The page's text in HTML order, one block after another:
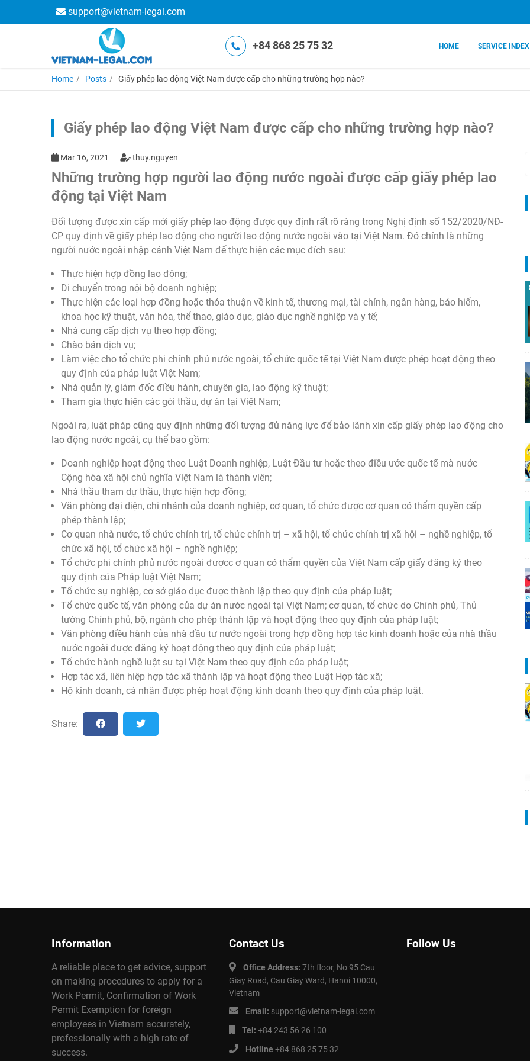
support@vietnam-legal.com
+84 868 25 75 32 HOME SERVICE INDEX
Home Posts Giấy phép lao động Việt Nam được cấp cho những trường hợp nào?
Giấy phép lao động Việt Nam được cấp cho những trường hợp nào?
Mar 16, 2021 thuy.nguyen
Những trường hợp người lao động nước ngoài được cấp giấy phép lao
động tại Việt Nam
Đối tượng được xin cấp mới giấy phép lao động được quy định rất rõ ràng trong Nghị định số 152/2020/NĐ-
CP quy định về giấy phép lao động cho người lao động nước ngoài vào tại Việt Nam. Đó chính là những
người nước ngoài nhập cảnh Việt Nam để thực hiện các mục đích sau:
Thực hiện hợp đồng lao động;
Di chuyển trong nội bộ doanh nghiệp;
Thực hiện các loại hợp đồng hoặc thỏa thuận về kinh tế, thương mại, tài chính, ngân hàng, bảo hiểm,
khoa học kỹ thuật, văn hóa, thể thao, giáo dục, giáo dục nghề nghiệp và y tế;
Nhà cung cấp dịch vụ theo hợp đồng;
Chào bán dịch vụ;
Làm việc cho tổ chức phi chính phủ nước ngoài, tổ chức quốc tế tại Việt Nam được phép hoạt động theo
quy định của pháp luật Việt Nam;
Nhà quản lý, giám đốc điều hành, chuyên gia, lao động kỹ thuật;
Tham gia thực hiện các gói thầu, dự án tại Việt Nam;
Ngoài ra, luật pháp cũng quy định những đối tượng đủ năng lực để bảo lãnh xin cấp giấy phép lao động cho
lao động nước ngoài, cụ thể bao gồm:
Doanh nghiệp hoạt động theo Luật Doanh nghiệp, Luật Đầu tư hoặc theo điều ước quốc tế mà nước
Cộng hòa xã hội chủ nghĩa Việt Nam là thành viên;
Nhà thầu tham dự thầu, thực hiện hợp đồng;
Văn phòng đại diện, chi nhánh của doanh nghiệp, cơ quan, tổ chức được cơ quan có thẩm quyền cấp
phép thành lập;
Cơ quan nhà nước, tổ chức chính trị, tổ chức chính trị – xã hội, tổ chức chính trị xã hội – nghề nghiệp, tổ
chức xã hội, tổ chức xã hội – nghề nghiệp;
Tổ chức phi chính phủ nước ngoài đượcc ơ quan có thẩm quyền của Việt Nam cấp giấy đăng ký theo
quy định của Pháp luật Việt Nam;
Tổ chức sự nghiệp, cơ sở giáo dục được thành lập theo quy định của pháp luật;
Tổ chức quốc tế, văn phòng của dự án nước ngoài tại Việt Nam; cơ quan, tổ chức do Chính phủ, Thủ
tướng Chính phủ, bộ, ngành cho phép thành lập và hoạt động theo quy định của pháp luật;
Văn phòng điều hành của nhà đầu tư nước ngoài trong hợp đồng hợp tác kinh doanh hoặc của nhà thầu
nước ngoài được đăng ký hoạt động theo quy định của pháp luật;
Tổ chức hành nghề luật sư tại Việt Nam theo quy định của pháp luật;
Hợp tác xã, liên hiệp hợp tác xã thành lập và hoạt động theo Luật Hợp tác xã;
Hộ kinh doanh, cá nhân được phép hoạt động kinh doanh theo quy định của pháp luật.
Share:
Information
A reliable place to get advice, support
on making procedures to apply for a
Work Permit, Confirmation of Work
Permit Exemption for foreign
employees in Vietnam accurately,
professionally with a high rate of
success.
Contact Us
Office Address: 7th floor, No 95 Cau
Giay Road, Cau Giay Ward, Hanoi 10000,
Vietnam
Email: support@vietnam-legal.com
Tel: +84 243 56 26 100
Hotline +84 868 25 75 32
Follow Us